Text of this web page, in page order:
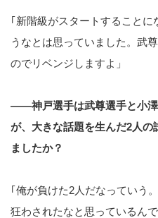
｢新階級がスタートすること
うなとは思っていました。武
のでリベンジしますよ」
――神戸選手は武尊選手と小
が、大きな話題を生んだ2人
ましたか？
｢俺が負けた2人だなっていう
狂わされたなと思っているん